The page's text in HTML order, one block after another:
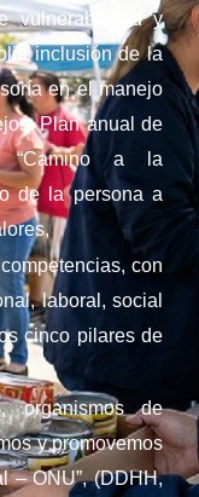
vulnerabilidad y
inclusión de la
en el manejo
Plan anual de
“Camino a la
de la persona a
con
laboral, social
cinco pilares de
organismos de
y promovemos
– ONU”, (DDHH,